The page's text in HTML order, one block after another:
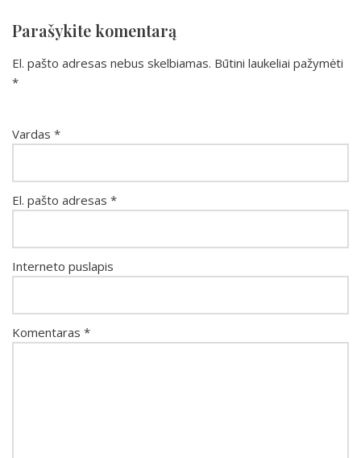
Parašykite komentarą
El. pašto adresas nebus skelbiamas. Būtini laukeliai pažymėti
*
Vardas *
El. pašto adresas *
Interneto puslapis
Komentaras *